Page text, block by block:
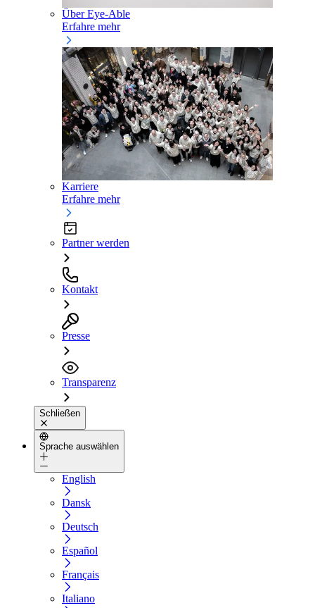
Über Eye-Able
Erfahre mehr
Karriere
Erfahre mehr
Partner werden
Kontakt
Presse
Transparenz
Schließen
Sprache auswählen
English
Dansk
Deutsch
Español
Français
Italiano